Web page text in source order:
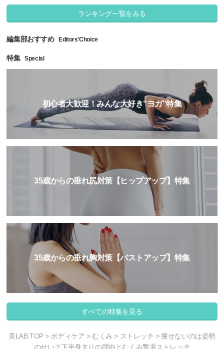
ランキング一覧をみる
編集部おすすめ Editors'Choice
特集 Special
初心者大歓迎！みんな大好き“ヨガ”特集
35歳からの垂れ尻対策【ヒップアップ】特集
35歳からの垂れ胸対策【バストアップ】特集
すべての特集を見る
美LAB.TOP> ボディケア > むくみ > ストレッチ > 痩せないのは姿勢
のせい？下半身太りの理由とむくみ撃退ストレッチ